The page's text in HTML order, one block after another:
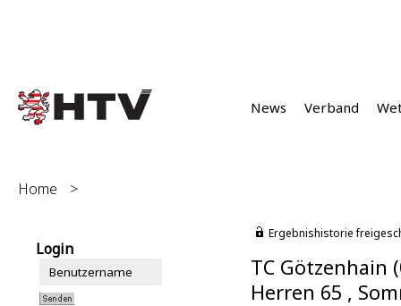
News Verband
Home >
Login
Ergebnishistorie
TC Götzenhain
Herren 65 ,